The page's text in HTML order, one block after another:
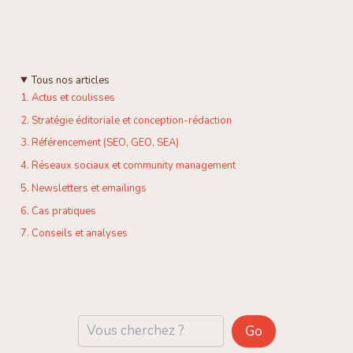
Tous nos articles
1. Actus et coulisses
2. Stratégie éditoriale et conception-rédaction
3. Référencement (SEO, GEO, SEA)
4. Réseaux sociaux et community management
5. Newsletters et emailings
6. Cas pratiques
7. Conseils et analyses
Go